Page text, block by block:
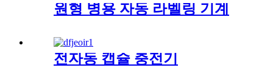
원형 병용 자동 라벨링 기계
전자동 캡슐 충전기